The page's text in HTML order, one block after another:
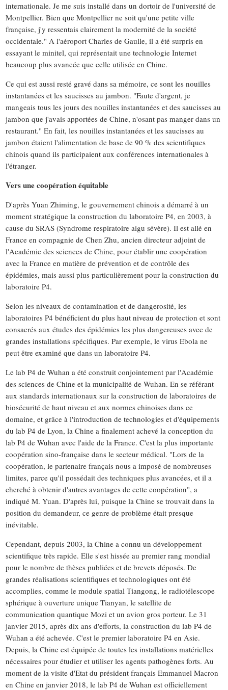
internationale. Je me suis installé dans un dortoir de l'université de
Montpellier. Bien que Montpellier ne soit qu'une petite ville
française, j'y ressentais clairement la modernité de la société
occidentale." A l'aéroport Charles de Gaulle, il a été surpris en
essayant le minitel, qui représentait une technologie Internet
beaucoup plus avancée que celle utilisée en Chine.
Ce qui est aussi resté gravé dans sa mémoire, ce sont les nouilles
instantanées et les saucisses au jambon. "Faute d'argent, je
mangeais tous les jours des nouilles instantanées et des saucisses au
jambon que j'avais apportées de Chine, n'osant pas manger dans un
restaurant." En fait, les nouilles instantanées et les saucisses au
jambon étaient l'alimentation de base de 90 % des scientifiques
chinois quand ils participaient aux conférences internationales à
l'étranger.
Vers une coopération équitable
D'après Yuan Zhiming, le gouvernement chinois a démarré à un
moment stratégique la construction du laboratoire P4, en 2003, à
cause du SRAS (Syndrome respiratoire aigu sévère). Il est allé en
France en compagnie de Chen Zhu, ancien directeur adjoint de
l'Académie des sciences de Chine, pour établir une coopération
avec la France en matière de prévention et de contrôle des
épidémies, mais aussi plus particulièrement pour la construction du
laboratoire P4.
Selon les niveaux de contamination et de dangerosité, les
laboratoires P4 bénéficient du plus haut niveau de protection et sont
consacrés aux études des épidémies les plus dangereuses avec de
grandes installations spécifiques. Par exemple, le virus Ebola ne
peut être examiné que dans un laboratoire P4.
Le lab P4 de Wuhan a été construit conjointement par l'Académie
des sciences de Chine et la municipalité de Wuhan. En se référant
aux standards internationaux sur la construction de laboratoires de
biosécurité de haut niveau et aux normes chinoises dans ce
domaine, et grâce à l'introduction de technologies et d'équipements
du lab P4 de Lyon, la Chine a finalement achevé la conception du
lab P4 de Wuhan avec l'aide de la France. C'est la plus importante
coopération sino-française dans le secteur médical. "Lors de la
coopération, le partenaire français nous a imposé de nombreuses
limites, parce qu'il possédait des techniques plus avancées, et il a
cherché à obtenir d'autres avantages de cette coopération", a
indiqué M. Yuan. D'après lui, puisque la Chine se trouvait dans la
position du demandeur, ce genre de problème était presque
inévitable.
Cependant, depuis 2003, la Chine a connu un développement
scientifique très rapide. Elle s'est hissée au premier rang mondial
pour le nombre de thèses publiées et de brevets déposés. De
grandes réalisations scientifiques et technologiques ont été
accomplies, comme le module spatial Tiangong, le radiotélescope
sphérique à ouverture unique Tianyan, le satellite de
communication quantique Mozi et un avion gros porteur. Le 31
janvier 2015, après dix ans d'efforts, la construction du lab P4 de
Wuhan a été achevée. C'est le premier laboratoire P4 en Asie.
Depuis, la Chine est équipée de toutes les installations matérielles
nécessaires pour étudier et utiliser les agents pathogènes forts. Au
moment de la visite d'Etat du président français Emmanuel Macron
en Chine en janvier 2018, le lab P4 de Wuhan est officiellement